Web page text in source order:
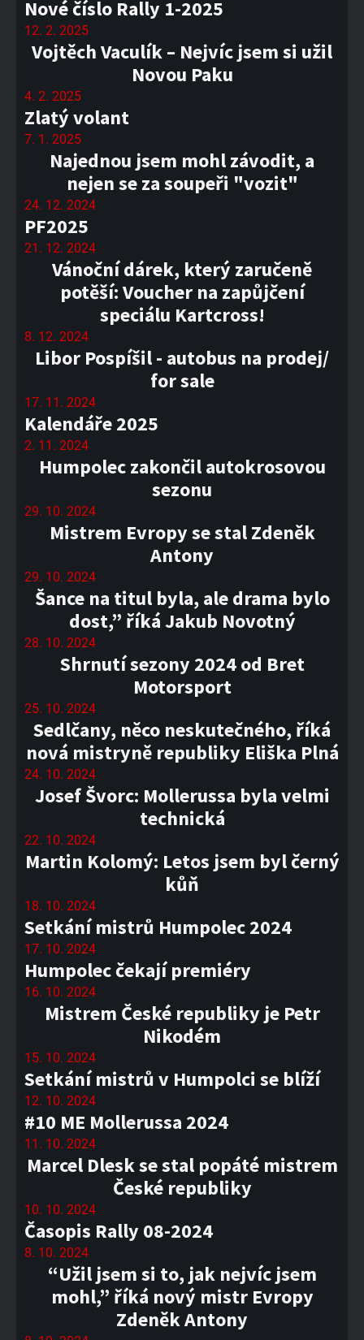
Nové číslo Rally 1-2025
12. 2. 2025
Vojtěch Vaculík – Nejvíc jsem si užil
Novou Paku
4. 2. 2025
Zlatý volant
7. 1. 2025
Najednou jsem mohl závodit, a
nejen se za soupeři "vozit"
24. 12. 2024
PF2025
21. 12. 2024
Vánoční dárek, který zaručeně
potěší: Voucher na zapůjčení
speciálu Kartcross!
8. 12. 2024
Libor Pospíšil - autobus na prodej/
for sale
17. 11. 2024
Kalendáře 2025
2. 11. 2024
Humpolec zakončil autokrosovou
sezonu
29. 10. 2024
Mistrem Evropy se stal Zdeněk
Antony
29. 10. 2024
Šance na titul byla, ale drama bylo
dost,” říká Jakub Novotný
28. 10. 2024
Shrnutí sezony 2024 od Bret
Motorsport
25. 10. 2024
Sedlčany, něco neskutečného, říká
nová mistryně republiky Eliška Plná
24. 10. 2024
Josef Švorc: Mollerussa byla velmi
technická
22. 10. 2024
Martin Kolomý: Letos jsem byl černý
kůň
18. 10. 2024
Setkání mistrů Humpolec 2024
17. 10. 2024
Humpolec čekají premiéry
16. 10. 2024
Mistrem České republiky je Petr
Nikodém
15. 10. 2024
Setkání mistrů v Humpolci se blíží
12. 10. 2024
#10 ME Mollerussa 2024
11. 10. 2024
Marcel Dlesk se stal popáté mistrem
České republiky
10. 10. 2024
Časopis Rally 08-2024
8. 10. 2024
“Užil jsem si to, jak nejvíc jsem
mohl,” říká nový mistr Evropy
Zdeněk Antony